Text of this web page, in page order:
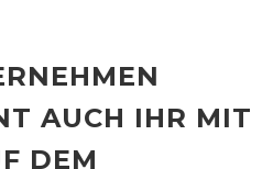
AUCH IHR MIT
DEM